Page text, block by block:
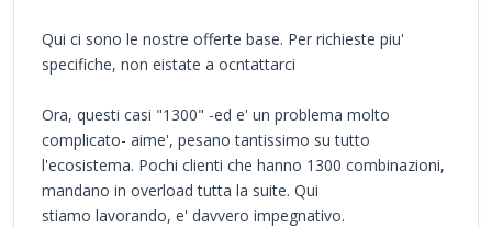
Qui ci sono le nostre offerte base. Per richieste piu'
specifiche, non eistate a ocntattarci
Ora, questi casi "1300" -ed e' un problema molto
complicato- aime', pesano tantissimo su tutto
l'ecosistema. Pochi clienti che hanno 1300 combinazioni,
mandano in overload tutta la suite. Qui
stiamo lavorando, e' davvero impegnativo.